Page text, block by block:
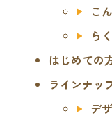
こ
ら
はじめての
ラインナッ
デ